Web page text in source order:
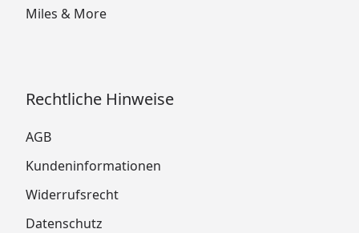
Miles & More
Rechtliche Hinweise
AGB
Kundeninformationen
Widerrufsrecht
Datenschutz